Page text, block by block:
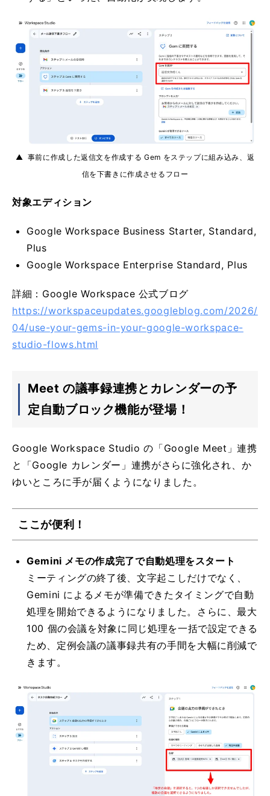
▲ 事前に作成した返信文を作成する Gem をステップに組み込み、返
信を下書きに作成させるフロー
対象エディション
Google Workspace Business Starter, Standard,
Plus
Google Workspace Enterprise Standard, Plus
詳細：Google Workspace 公式ブログ
https://workspaceupdates.googleblog.com/2026/
04/use-your-gems-in-your-google-workspace-
studio-flows.html
Meet の議事録連携とカレンダーの予
定自動ブロック機能が登場！
Google Workspace Studio の「Google Meet」連携
と「Google カレンダー」連携がさらに強化され、か
ゆいところに手が届くようになりました。
ここが便利！
Gemini メモの作成完了で自動処理をスタート
ミーティングの終了後、文字起こしだけでなく、
Gemini によるメモが準備できたタイミングで自動
処理を開始できるようになりました。さらに、最大
100 個の会議を対象に同じ処理を一括で設定できる
ため、定例会議の議事録共有の手間を大幅に削減で
きます。